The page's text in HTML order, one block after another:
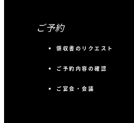
ご予約
領収書のリクエスト
ご予約内容の確認
ご宴会・会議